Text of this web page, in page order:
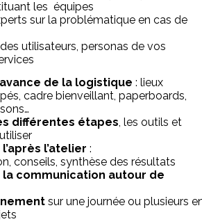
les équipes
sur la problématique en cas de
utilisateurs, personas de vos
de la logistique : lieux
cadre bienveillant, paperboards,
différentes étapes, les outils et
l’atelier :
conseils, synthèse des résultats
la communication autour de
sur une journée ou plusieurs